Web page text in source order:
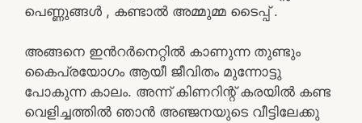
പെണ്ണുങ്ങൾ , കണ്ടാൽ അമ്മുമ്മ ടൈപ്പ് .
അങ്ങനെ ഇൻറർനെറ്റിൽ കാണുന്ന തുണ്ടും
കൈപ്രയോഗം ആയീ ജീവിതം മുന്നോട്ടു
പോകുന്ന കാലം. അന്ന് കിണറിന്റ് കരയിൽ കണ്ട
വെളിച്ചത്തിൽ ഞാൻ അഞ്ജനയുടെ വീട്ടിലേക്കു